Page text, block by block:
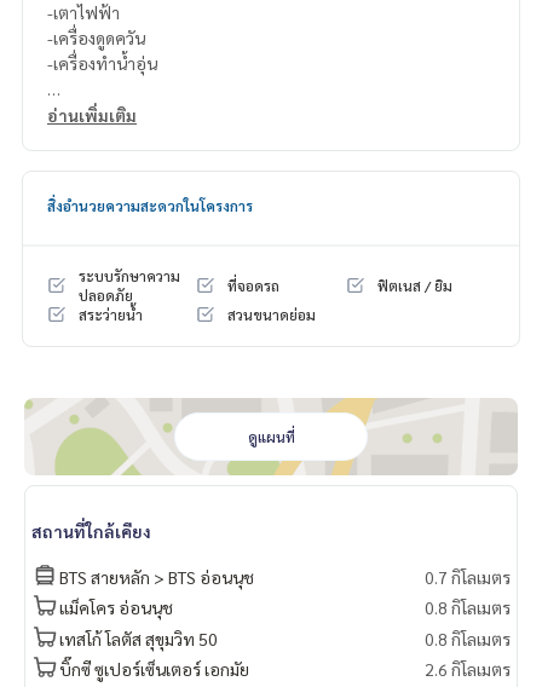
-เตาไฟฟ้า
-เครื่องดูดควัน
-เครื่องทำน้ำอุ่น
แอดมิน
แอดมิน094-549-4104
* มีให้เลือกอีกหลายห้อง หลายโครงการค่ะ
perty.com
Facebook Fanpage : P2N Property
** รับฝาก ขาย-เช่า คอนโด บ้าน ที่ดิน และอสังหาริมทรัพย์ทุกชนิ
อ่านเพิ่มเติม
สิ่งอำนวยความสะดวกในโครงการ
ระบบรักษาความ
ปลอดภัย
ที่จอดรถ
ฟิตเนส / ยิม
สระว่ายน้ำ
สวนขนาดย่อม
ดูแผนที่
สถานที่ใกล้เคียง
BTS สายหลัก > BTS อ่อนนุช
0.7 กิโลเมตร
แม็คโคร อ่อนนุช
0.8 กิโลเมตร
เทสโก้ โลตัส สุขุมวิท 50
0.8 กิโลเมตร
บิ๊กซี ซูเปอร์เซ็นเตอร์ เอกมัย
2.6 กิโลเมตร